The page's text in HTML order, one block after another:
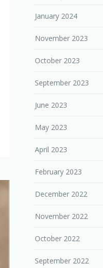
January 2024
November 2023
October 2023
September 2023
June 2023
May 2023
April 2023
February 2023
December 2022
November 2022
October 2022
September 2022